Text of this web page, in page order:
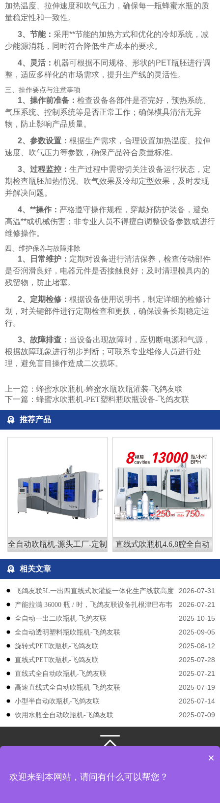
加热温度、拉伸速度和吹气压力，确保每一瓶蜂蜜水瓶的质
量稳定性和一致性。
3、节能： 采用**节能的加热方式和优化的冷却系统，减
少能源消耗，同时符合降低生产成本的要求。
4、灵活： 机器可根据不同规格、形状的PET瓶胚进行调
整，适应多样化的市场需求，提升生产线的灵活性。
三、操作要点与注意事项
1、操作前准备： 检查设备各部件是否完好，预热系统、
气压系统、控制系统等是否正常工作；确保模具清洁无异
物，防止影响产品质量。
2、参数设置： 根据生产需求，合理设置加热温度、拉伸
速度、吹气压力等参数，确保产品符合质量标准。
3、过程监控： 生产过程中需密切关注设备运行状态，定
期检查瓶胚加热情况、吹气效果及冷却定型效果，及时发现
并解决问题。
4、**操作： 严格遵守操作规程，穿戴好防护装备，避免
高温**或机械伤害；非专业人员不得擅自调整设备参数或进行
维修操作。
四、维护保养与故障排除
1、日常维护： 定期对设备进行清洁保养，检查传动部件
是否润滑良好，电器元件是否接触良好；及时清理模具内的
残留物，防止堵塞。
2、定期检修： 根据设备使用说明书，制定详细的检修计
划，对关键部件进行定期检查和更换，确保设备长期稳定运
行。
3、故障排查： 当设备出现故障时，应切断电源和气源，
根据故障现象进行初步判断；可联系专业维修人员进行处
理，避免盲目操作造成二次损坏。
上一篇： 蜂蜜水吹瓶机-蜂蜜水瓶吹瓶灌装-飞鸽友联
下一篇： 蜂蜜水吹瓶机-PET塑料瓶吹瓶设备-飞鸽友联
推荐产品
全自动吹瓶机-源头工厂-定制 直线式吹瓶机4.6,8腔全自动
相关文章
2026-07-31
飞鸽友联5L一出四直线式吹灌旋一体化生产线获高度
认可
2026-07-21
产能拉满 36000 瓶 / 时，飞鸽友联设备扎根津巴布韦
2025-10-15
​​全自动一出二吹瓶机-飞鸽友联
2025-09-05
全自动透明塑料瓶吹瓶机-飞鸽友联
2025-08-12
旋转式PET吹瓶机-飞鸽友联
2025-07-28
直线式PET吹瓶机-飞鸽友联
2025-07-21
直线式全自动吹瓶机-飞鸽友联
2025-07-19
高速直线式全自动吹瓶机-飞鸽友联
2025-07-14
小型半自动吹瓶机-飞鸽友联
2025-07-09
饮用水瓶全自动吹瓶机-飞鸽友联
江苏飞鸽友联机械股份有限公司
版权所有
地址： 江苏省张家港市凤凰镇韩国工业园飞翔路8号
×
欢迎来到本网站，请问有什么可以帮您？